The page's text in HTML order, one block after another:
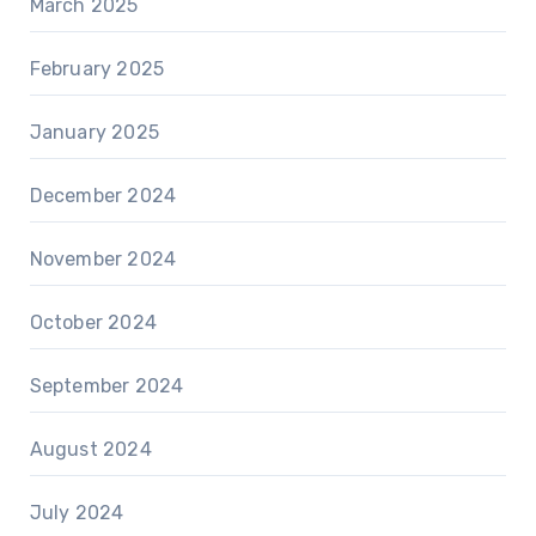
March 2025
February 2025
January 2025
December 2024
November 2024
October 2024
September 2024
August 2024
July 2024